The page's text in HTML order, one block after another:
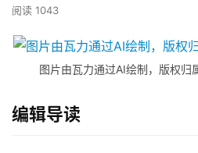
阅读 1043
图片由瓦力通过AI绘制，版权归
编辑导读